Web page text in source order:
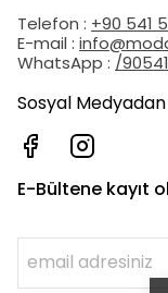
Telefon : +90 541
E-mail :
WhatsApp : /
Sosyal
E-Bültene kayıt